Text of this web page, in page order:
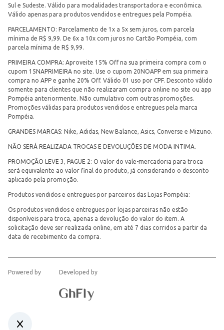
Sul e Sudeste. Válido para modalidades transportadora e econômica.
Válido apenas para produtos vendidos e entregues pela Pompéia.
PARCELAMENTO: Parcelamento de 1x a 5x sem juros, com parcela
mínima de R$ 9,99. De 6x a 10x com juros no Cartão Pompéia, com
parcela mínima de R$ 9,99.
PRIMEIRA COMPRA: Aproveite 15% Off na sua primeira compra com o
cupom 15NAPRIMEIRA no site. Use o cupom 20NOAPP em sua primeira
compra no APP e ganhe 20% Off. Válido 01 uso por CPF. Desconto válido
somente para clientes que não realizaram compra online no site ou app
Pompéia anteriormente. Não cumulativo com outras promoções.
Promoções válidas para produtos vendidos e entregues pela marca
Pompéia.
GRANDES MARCAS: Nike, Adidas, New Balance, Asics, Converse e Mizuno.
NÃO SERÁ REALIZADA TROCAS E DEVOLUÇÕES DE MODA INTIMA.
PROMOÇÃO LEVE 3, PAGUE 2: O valor do vale-mercadoria para troca
será equivalente ao valor final do produto, já considerando o desconto
aplicado pela promoção.
Produtos vendidos e entregues por parceiros das Lojas Pompéia:
Os produtos vendidos e entregues por lojas parceiras não estão
disponíveis para troca, apenas a devolução do valor do item. A
solicitação deve ser realizada online, em até 7 dias corridos a partir da
data de recebimento da compra.
Powered by Developed by